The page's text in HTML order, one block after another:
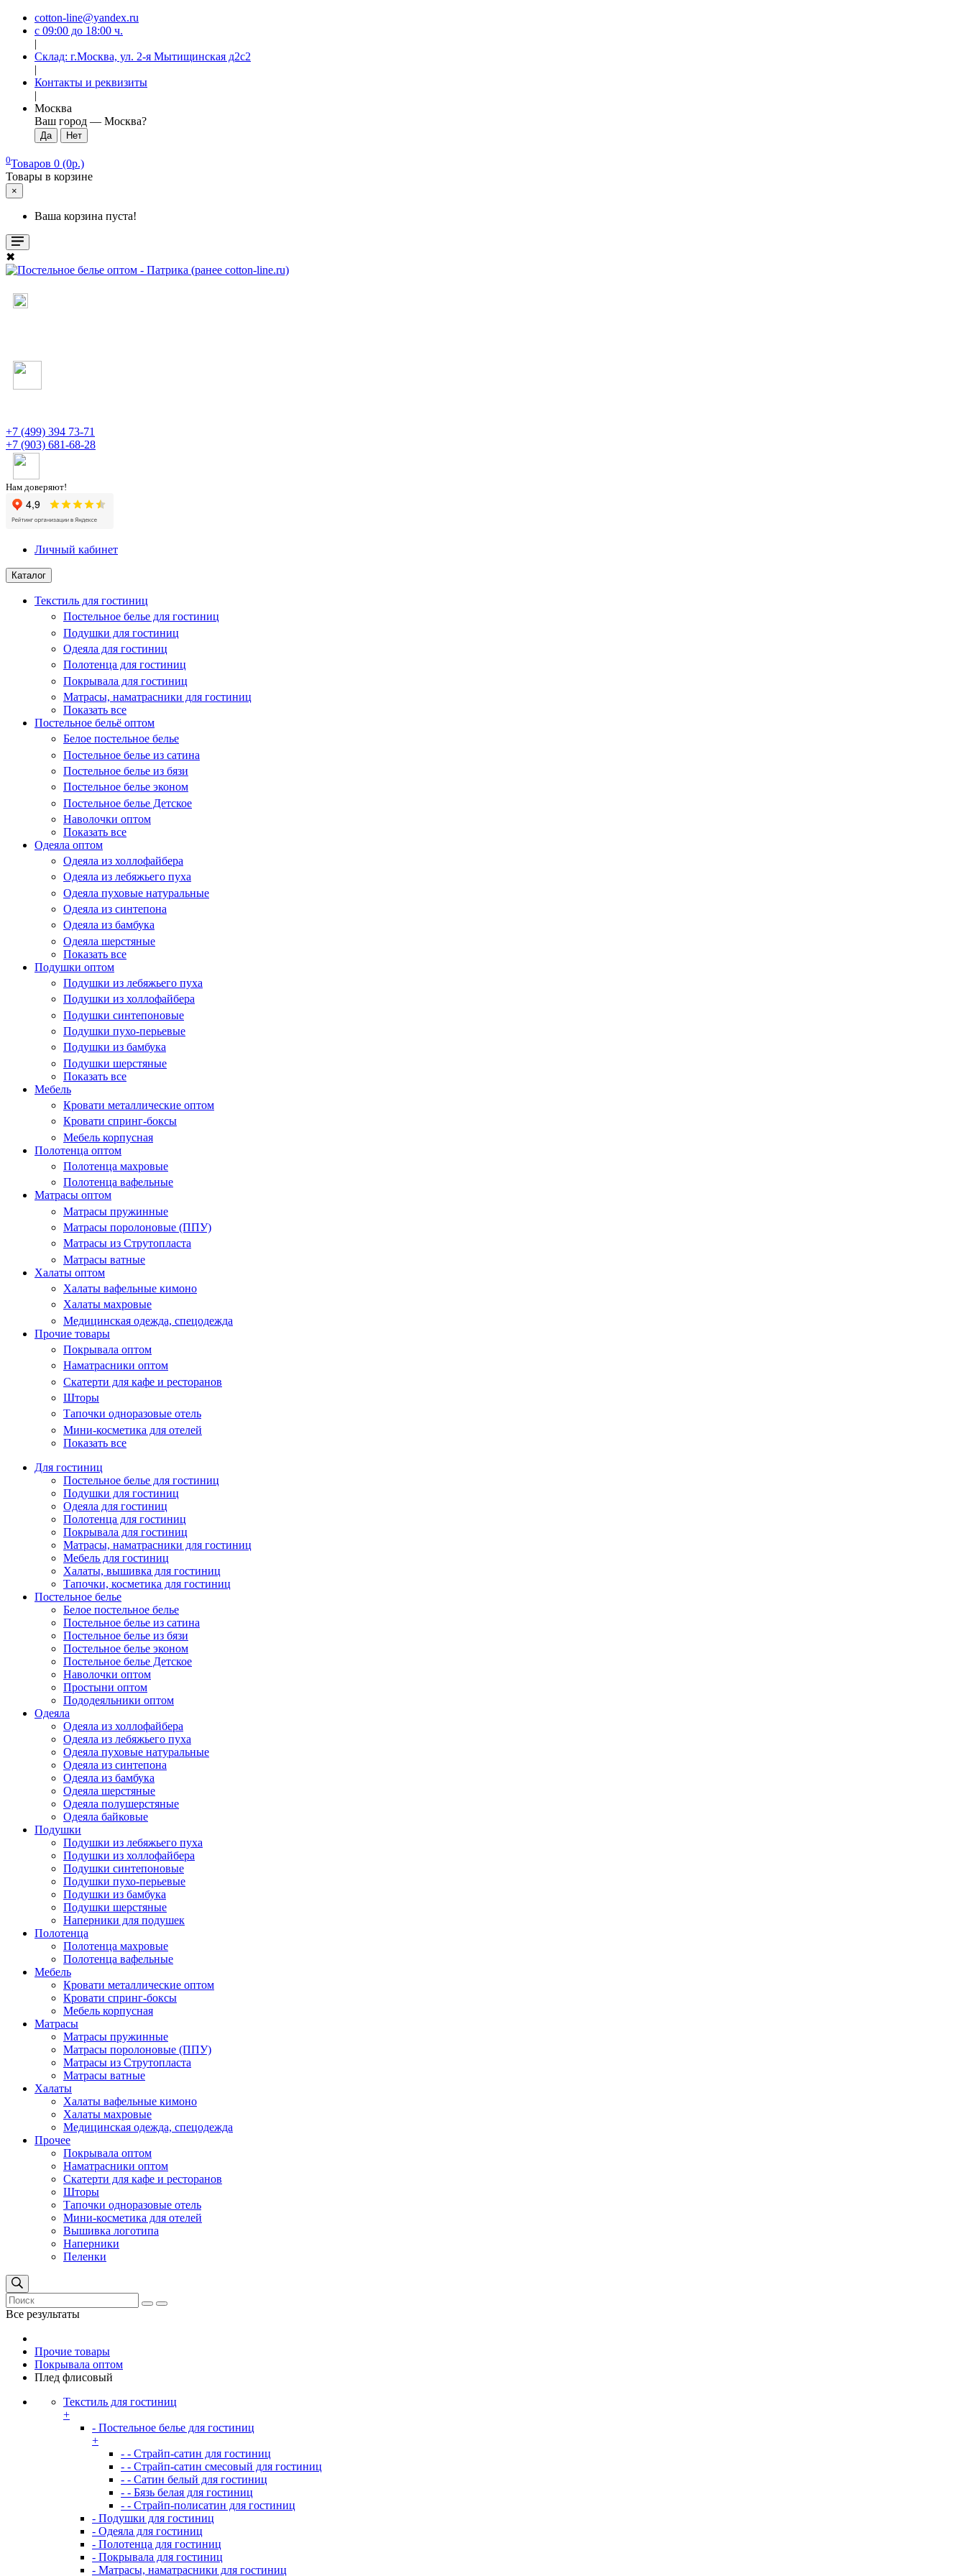
cotton-line@yandex.ru
с 09:00 до 18:00 ч.
|
Склад: г.Москва, ул. 2-я Мытищинская д2с2
|
Контакты и реквизиты
|
Москва
Ваш город — Москва?
0Товаров 0 (0р.)
Товары в корзине
×
Ваша корзина пуста!
✖
+7 (499) 394 73-71
+7 (903) 681-68-28
Нам доверяют!
Личный кабинет
Каталог
Текстиль для гостиниц
Постельное белье для гостиниц
Подушки для гостиниц
Одеяла для гостиниц
Полотенца для гостиниц
Покрывала для гостиниц
Матрасы, наматрасники для гостиниц
Показать все
Постельное бельё оптом
Белое постельное белье
Постельное белье из сатина
Постельное белье из бязи
Постельное белье эконом
Постельное белье Детское
Наволочки оптом
Показать все
Одеяла оптом
Одеяла из холлофайбера
Одеяла из лебяжьего пуха
Одеяла пуховые натуральные
Одеяла из синтепона
Одеяла из бамбука
Одеяла шерстяные
Показать все
Подушки оптом
Подушки из лебяжьего пуха
Подушки из холлофайбера
Подушки синтепоновые
Подушки пухо-перьевые
Подушки из бамбука
Подушки шерстяные
Показать все
Мебель
Кровати металлические оптом
Кровати спринг-боксы
Мебель корпусная
Полотенца оптом
Полотенца махровые
Полотенца вафельные
Матрасы оптом
Матрасы пружинные
Матрасы поролоновые (ППУ)
Матрасы из Струтопласта
Матрасы ватные
Халаты оптом
Халаты вафельные кимоно
Халаты махровые
Медицинская одежда, спецодежда
Прочие товары
Покрывала оптом
Наматрасники оптом
Скатерти для кафе и ресторанов
Шторы
Тапочки одноразовые отель
Мини-косметика для отелей
Показать все
Для гостиниц
Постельное белье для гостиниц
Подушки для гостиниц
Одеяла для гостиниц
Полотенца для гостиниц
Покрывала для гостиниц
Матрасы, наматрасники для гостиниц
Мебель для гостиниц
Халаты, вышивка для гостиниц
Тапочки, косметика для гостиниц
Постельное белье
Белое постельное белье
Постельное белье из сатина
Постельное белье из бязи
Постельное белье эконом
Постельное белье Детское
Наволочки оптом
Простыни оптом
Пододеяльники оптом
Одеяла
Одеяла из холлофайбера
Одеяла из лебяжьего пуха
Одеяла пуховые натуральные
Одеяла из синтепона
Одеяла из бамбука
Одеяла шерстяные
Одеяла полушерстяные
Одеяла байковые
Подушки
Подушки из лебяжьего пуха
Подушки из холлофайбера
Подушки синтепоновые
Подушки пухо-перьевые
Подушки из бамбука
Подушки шерстяные
Наперники для подушек
Полотенца
Полотенца махровые
Полотенца вафельные
Мебель
Кровати металлические оптом
Кровати спринг-боксы
Мебель корпусная
Матрасы
Матрасы пружинные
Матрасы поролоновые (ППУ)
Матрасы из Струтопласта
Матрасы ватные
Халаты
Халаты вафельные кимоно
Халаты махровые
Медицинская одежда, спецодежда
Прочее
Покрывала оптом
Наматрасники оптом
Скатерти для кафе и ресторанов
Шторы
Тапочки одноразовые отель
Мини-косметика для отелей
Вышивка логотипа
Наперники
Пеленки
Все результаты
Прочие товары
Покрывала оптом
Плед флисовый
Текстиль для гостиниц
+
- Постельное белье для гостиниц
+
- - Страйп-сатин для гостиниц
- - Страйп-сатин смесовый для гостиниц
- - Сатин белый для гостиниц
- - Бязь белая для гостиниц
- - Страйп-полисатин для гостиниц
- Подушки для гостиниц
- Одеяла для гостиниц
- Полотенца для гостиниц
- Покрывала для гостиниц
- Матрасы, наматрасники для гостиниц